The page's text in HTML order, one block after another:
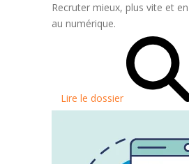
Recruter mieux, plus vite et
au numérique.
Lire le dossier